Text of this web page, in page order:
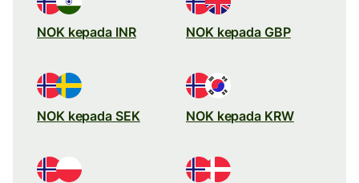
NOK kepada INR NOK kepada GBP
NOK kepada SEK NOK kepada KRW